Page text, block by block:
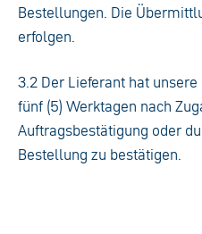
Bestellungen. Die
erfolgen.
3.2 Der Lieferant hat
fünf (5) Werktagen nach
Auftragsbestätigung oder
Bestellung zu bestätigen.